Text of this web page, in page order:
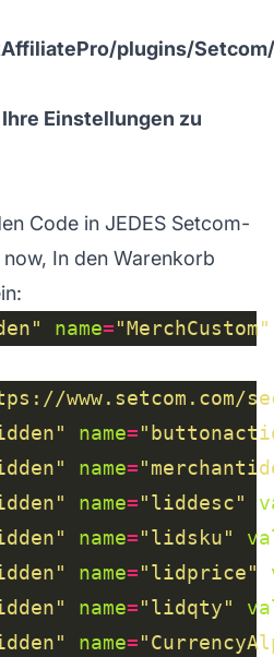
plugins/
Einstellungen zu
Code in JEDES Setcom-
In den Warenkorb
name="MerchCustom"
www.setcom.com/
name=
name=
name="liddesc"
name="lidsku"
name="lidprice"
name="lidqty"
name=